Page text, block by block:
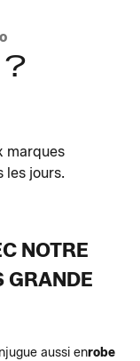
marques
les jours.
NOTRE
GRANDE
aussi enrobe